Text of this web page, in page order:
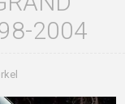
2004